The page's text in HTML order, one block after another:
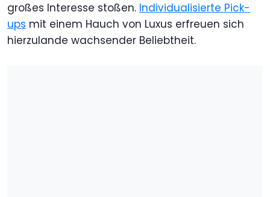
großes Interesse stoßen. Individualisierte Pick-
ups mit einem Hauch von Luxus erfreuen sich
hierzulande wachsender Beliebtheit.